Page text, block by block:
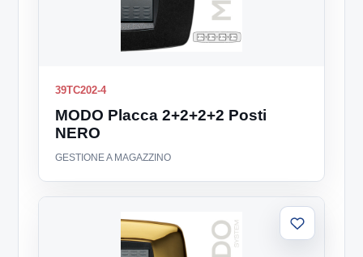
39TC202-4
MODO Placca 2+2+2+2 Posti
NERO
GESTIONE A MAGAZZINO
Aggiungi
alla